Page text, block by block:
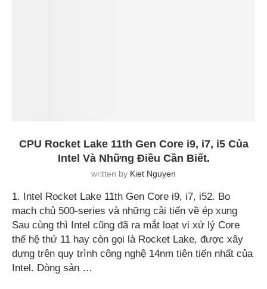
CPU Rocket Lake 11th Gen Core i9, i7, i5 Của
Intel Và Những Điều Cần Biết.
written by Kiet Nguyen
1. Intel Rocket Lake 11th Gen Core i9, i7, i52. Bo
mạch chủ 500-series và những cải tiến về ép xung
Sau cùng thì Intel cũng đã ra mắt loạt vi xử lý Core
thế hệ thứ 11 hay còn gọi là Rocket Lake, được xây
dựng trên quy trình công nghệ 14nm tiên tiến nhất của
Intel. Dòng sản …